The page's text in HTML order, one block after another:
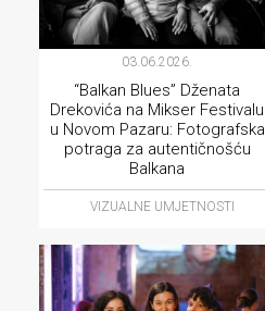
03.06.2026.
“Balkan Blues” Dženata
Drekovića na Mikser Festivalu
u Novom Pazaru: Fotografska
potraga za autentičnošću
Balkana
VIZUALNE UMJETNOSTI